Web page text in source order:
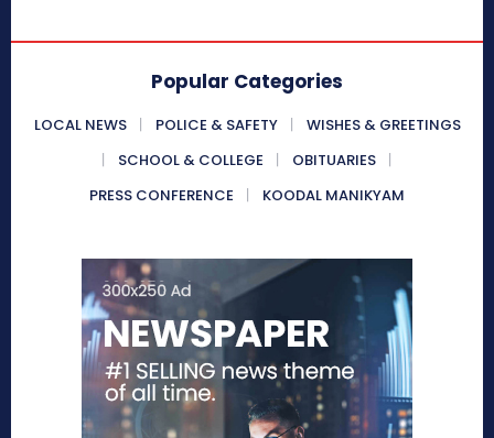
Popular Categories
LOCAL NEWS POLICE & SAFETY
WISHES & GREETINGS
SCHOOL & COLLEGE
OBITUARIES
PRESS CONFERENCE
KOODAL MANIKYAM